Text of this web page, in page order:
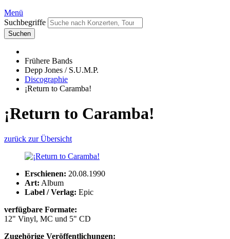
Menü
Suchbegriffe
Suchen
Frühere Bands
Depp Jones / S.U.M.P.
Discographie
¡Return to Caramba!
¡Return to Caramba!
zurück zur Übersicht
Erschienen: 20.08.1990
Art: Album
Label / Verlag: Epic
verfügbare Formate:
12" Vinyl, MC und 5" CD
Zugehörige Veröffentlichungen: